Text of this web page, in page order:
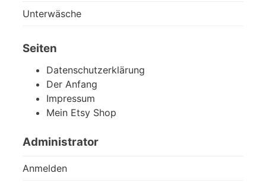
Unterwäsche
Seiten
Datenschutzerklärung
Der Anfang
Impressum
Mein Etsy Shop
Administrator
Anmelden